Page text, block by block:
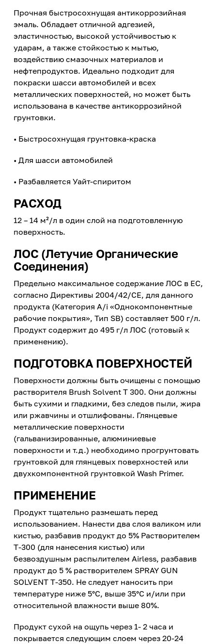
Прочная быстросохнущая антикоррозийная
эмаль. Обладает отличной адгезией,
эластичностью, высокой устойчивостью к
ударам, а также стойкостью к мытью,
воздействию смазочных материалов и
нефтепродуктов. Идеально подходит для
покраски шасси автомобилей и всех
металлических поверхностей, но может быть
использована в качестве антикоррозийной
грунтовки.
• Быстросохнущая грунтовка-краска
• Для шасси автомобилей
• Разбавляется Уайт-спиритом
РАСХОД
12 – 14 м²/л в один слой на подготовленную
поверхность.
ЛОС (Летучие Органические
Соединения)
Предельно максимальное содержание ЛОС в ЕС,
согласно Директивы 2004/42/CE, для данного
продукта (Категория A/i «Однокомпонентные
рабочие покрытия», Тип SB) составляет 500 г/л.
Продукт содержит до 495 г/л ЛОС (готовый к
применению).
ПОДГОТОВКА ПОВЕРХНОСТЕЙ
Поверхности должны быть очищены с помощью
растворителя Brush Solvent T 300. Они должны
быть сухими и гладкими, без следов пыли, жира
или ржавчины и отшлифованы. Глянцевые
металлические поверхности
(гальванизированные, алюминиевые
поверхности и т.д.) необходимо прогрунтовать
грунтовкой для глянцевых поверхностей или
двухкомпонентной грунтовкой Wash Primer.
ПРИМЕНЕНИЕ
Продукт тщательно размешать перед
использованием. Нанести два слоя валиком или
кистью, разбавив продукт до 5% Растворителем
T-300 (для нанесения кистью) или
безвоздушным распылителем Airless, разбавив
продукт до 5 % растворителем SPRAY GUN
SOLVENT T-350. Не следует наносить при
температуре ниже 5°C, выше 35°С и/или при
относительной влажности выше 80%.
Продукт сухой на ощупь через 1- 2 часа и
покрывается следующим слоем через 20-24